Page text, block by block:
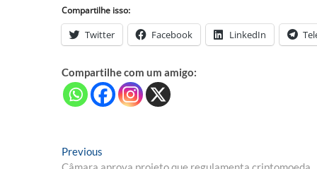
Compartilhe isso:
Twitter Facebook LinkedIn
Compartilhe com um amigo:
Navegação
Previous
post: